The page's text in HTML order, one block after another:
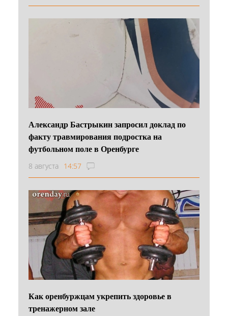
Александр Бастрыкин запросил доклад по
факту травмирования подростка на
футбольном поле в Оренбурге
8 августа 14:57
Как оренбуржцам укрепить здоровье в
тренажерном зале